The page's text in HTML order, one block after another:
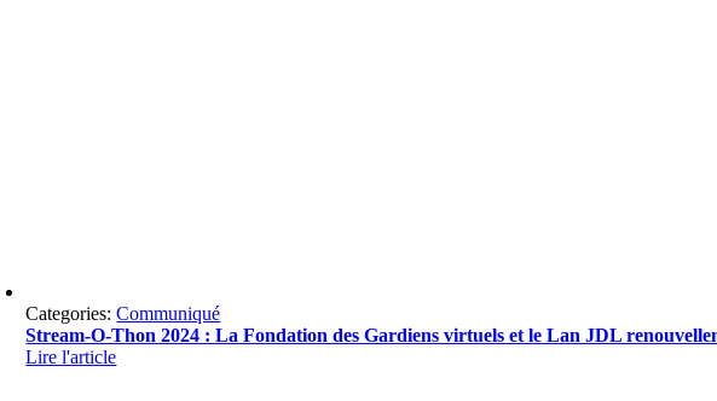
Categories:Communiqué
Stream-O-Thon 2024 : La Fondation des Gardiens virtuels et le Lan JDL
Lire l'article